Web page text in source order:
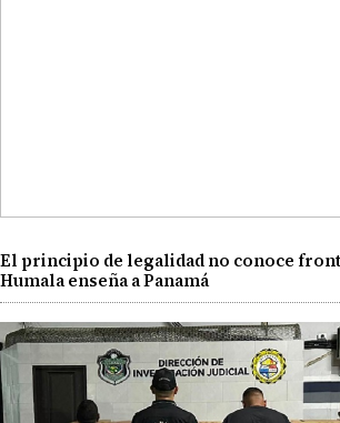
El principio de legalidad no conoce
Humala enseña a Panamá